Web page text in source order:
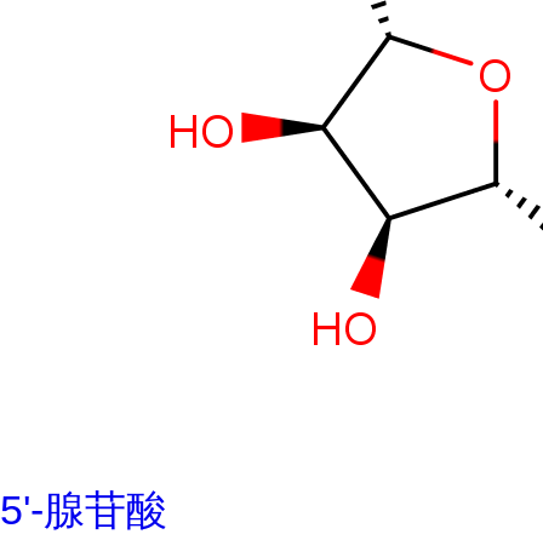
5'-腺苷酸